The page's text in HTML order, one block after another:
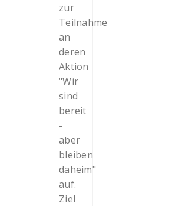
zur
Teilnahme
an
deren
Aktion
"Wir
sind
bereit
-
aber
bleiben
daheim"
auf.
Ziel